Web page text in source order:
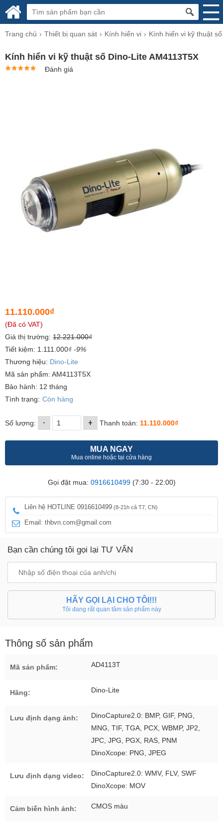
Trang chủ Thiết bị quan sát Kính hiển vi Kính hiển vi kỹ thuật số
Kính hiển vi kỹ thuật số Dino-Lite AM4113T5X
Đánh giá
11.110.000₫
(Đã có VAT)
Giá thị trường: 12.221.000₫
Tiết kiệm: 1.111.000₫ -9%
Thương hiệu: Dino-Lite
Mã sản phẩm: AM4113T5X
Bảo hành: 12 tháng
Tình trạng: Còn hàng
Số lượng: - + Thanh toán: 11.110.000₫
MUA NGAY
Mua online hoặc tại cửa hàng
Gọi đặt mua: 0916610499(7:30 - 22:00)
Liên hệ HOTLINE 0916610499 (8-21h cả T7, CN)
Email: thbvn.com@gmail.com
Bạn cần chúng tôi gọi lại TƯ VẤN
HÃY GỌI LẠI CHO TÔI!!!
Tôi đang rất quan tâm sản phẩm này
Thông số sản phẩm
Mã sản phẩm: AD4113T
Hãng: Dino-Lite
Lưu định dạng ảnh:
DinoCapture2.0: BMP, GIF, PNG,
MNG, TIF, TGA, PCX, WBMP, JP2,
JPC, JPG, PGX, RAS, PNM
DinoXcope: PNG, JPEG
Lưu định dạng video:
DinoCapture2.0: WMV, FLV, SWF
DinoXcope: MOV
Cảm biến hình ảnh: CMOS màu